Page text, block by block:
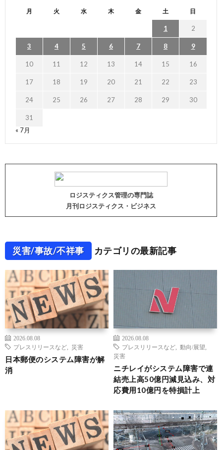
月 火 水 木 金 土 日
1 2
3 4 5 6 7 8 9
10 11 12 13 14 15 16
17 18 19 20 21 22 23
24 25 26 27 28 29 30
31
« 7月
ロジスティクス管理の専門誌
月刊ロジスティクス・ビジネス
災害/事故/不祥事 カテゴリの最新記事
2026.08.08
プレスリリースなど
災害
日本郵便のシステム障害が解
消
2026.08.08
プレスリリースなど
動向/展望
災害
ニチレイがシステム障害で連
結売上高50億円減見込み、対
応費用10億円を特損計上